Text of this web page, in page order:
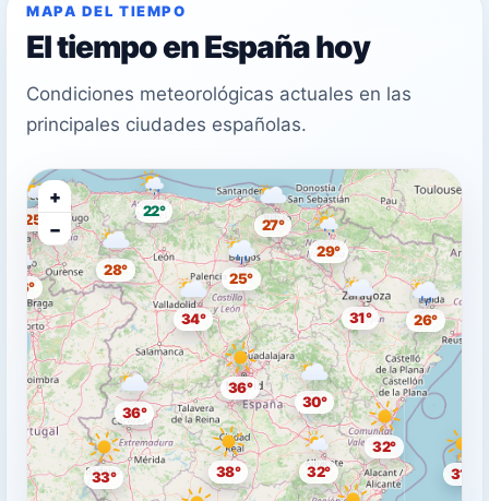
MAPA DEL TIEMPO
El tiempo en España hoy
Condiciones meteorológicas actuales en las
principales ciudades españolas.
36°
32°
31°
27°
34°
26°
22°
25°
29°
25°
32°
33°
26°
38°
28°
31°
30°
36°
+
−